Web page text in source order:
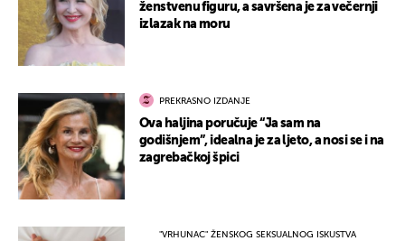
ženstvenu figuru, a savršena je za večernji
izlazak na moru
PREKRASNO IZDANJE
Ova haljina poručuje “Ja sam na
godišnjem”, idealna je za ljeto, a nosi se i na
zagrebačkoj špici
"VRHUNAC" ŽENSKOG SEKSUALNOG ISKUSTVA